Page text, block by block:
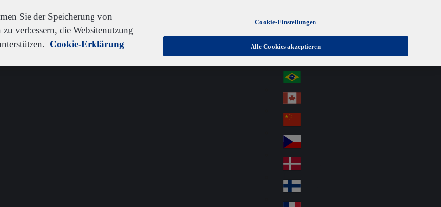
Austria
Au
str
ali
a
Au
stri
a
Österreich
Br
azi
l
Ca
na
da
Ch
ina
Cz
ec
h
De
nm
ark
Fin
Sie der Speicherung von
verbessern, die Websitenutzung
Cookie-Erklärung
Cookie-Einstellungen
Alle Cookies akzeptieren